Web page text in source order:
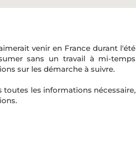
venir en France durant l'été
sans un travail à mi-temps
sur les démarche à suivre.
toutes les informations nécessaire,